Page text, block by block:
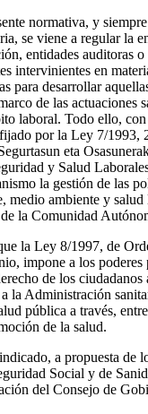
normativa, y
se viene a regular la
entidades auditoras
intervinientes en
para desarrollar
de las actuaciones
laboral. Todo ello,
por la Ley 7/1993,
eta
y Salud
la gestión de las
medio ambiente y salud
la Comunidad
la Ley 8/1997, de
impone a los poderes
de los ciudadanos
la Administración
pública a través,
de la salud.
a propuesta de
Social y de
del Consejo de